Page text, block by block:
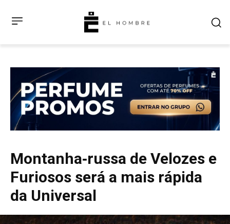
Montanha‑russa de Velozes e
Furiosos será a mais rápida
da Universal